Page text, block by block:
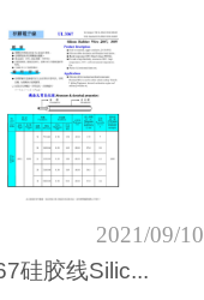
2021/09/10
硅胶线Silic...